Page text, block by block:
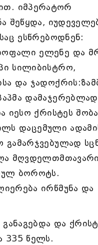
იმპერატორ
შეწყდა,
ესწრებოდნენ:
ელენე და
სილიბისტრო,
და
დამაჯერებლად
იესო ქრისტეს
დაცემული
ბოროტს.
ირწმუნა და
და
335 წელს.